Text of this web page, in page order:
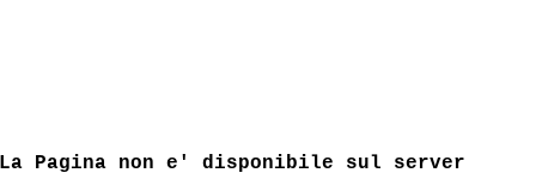
La Pagina non e' disponibile sul server